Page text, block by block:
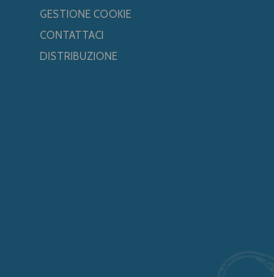
GESTIONE COOKIE
CONTATTACI
DISTRIBUZIONE